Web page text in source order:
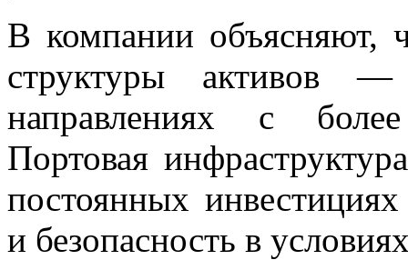
В компании объясняют,
структуры активов —
направлениях с
Портовая
постоянных
и безопасность в